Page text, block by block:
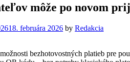
môže po novom
18. februára 2026 by Redakcia
bezhotovostných platieb pre